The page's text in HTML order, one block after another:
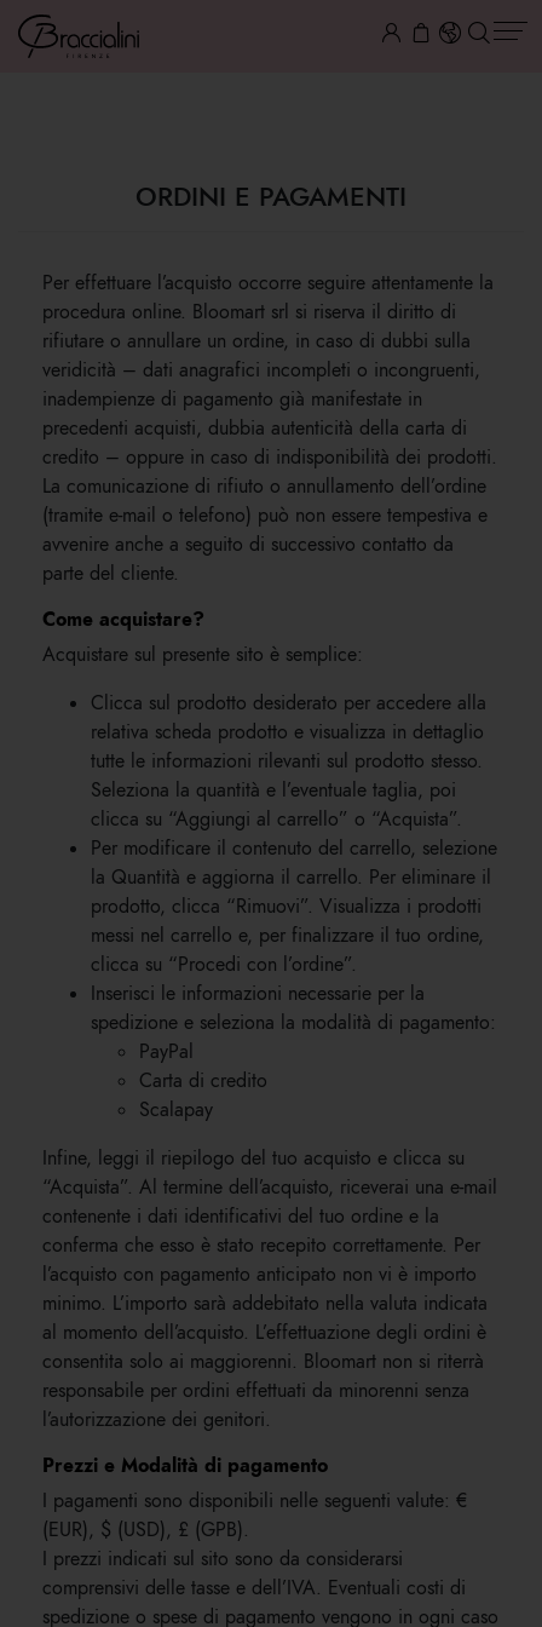
ORDINI E PAGAMENTI
Per effettuare l’acquisto occorre seguire attentamente la
procedura online. Bloomart srl si riserva il diritto di
rifiutare o annullare un ordine, in caso di dubbi sulla
veridicità – dati anagrafici incompleti o incongruenti,
inadempienze di pagamento già manifestate in
precedenti acquisti, dubbia autenticità della carta di
credito – oppure in caso di indisponibilità dei prodotti.
La comunicazione di rifiuto o annullamento dell’ordine
(tramite e-mail o telefono) può non essere tempestiva e
avvenire anche a seguito di successivo contatto da
parte del cliente.
Come acquistare?
Acquistare sul presente sito è semplice:
Clicca sul prodotto desiderato per accedere alla
relativa scheda prodotto e visualizza in dettaglio
tutte le informazioni rilevanti sul prodotto stesso.
Seleziona la quantità e l’eventuale taglia, poi
clicca su “Aggiungi al carrello” o “Acquista”.
Per modificare il contenuto del carrello, selezione
la Quantità e aggiorna il carrello. Per eliminare il
prodotto, clicca “Rimuovi”. Visualizza i prodotti
messi nel carrello e, per finalizzare il tuo ordine,
clicca su “Procedi con l’ordine”.
Inserisci le informazioni necessarie per la
spedizione e seleziona la modalità di pagamento:
PayPal
Carta di credito
Scalapay
Infine, leggi il riepilogo del tuo acquisto e clicca su
“Acquista”. Al termine dell’acquisto, riceverai una e-mail
contenente i dati identificativi del tuo ordine e la
conferma che esso è stato recepito correttamente. Per
l’acquisto con pagamento anticipato non vi è importo
minimo. L’importo sarà addebitato nella valuta indicata
al momento dell’acquisto. L’effettuazione degli ordini è
consentita solo ai maggiorenni. Bloomart non si riterrà
responsabile per ordini effettuati da minorenni senza
l’autorizzazione dei genitori.
Prezzi e Modalità di pagamento
I pagamenti sono disponibili nelle seguenti valute: €
(EUR), $ (USD), £ (GPB).
I prezzi indicati sul sito sono da considerarsi
comprensivi delle tasse e dell’IVA. Eventuali costi di
spedizione o spese di pagamento vengono in ogni caso